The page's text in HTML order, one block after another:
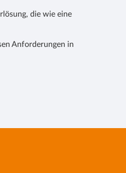
die wie eine
Anforderungen in